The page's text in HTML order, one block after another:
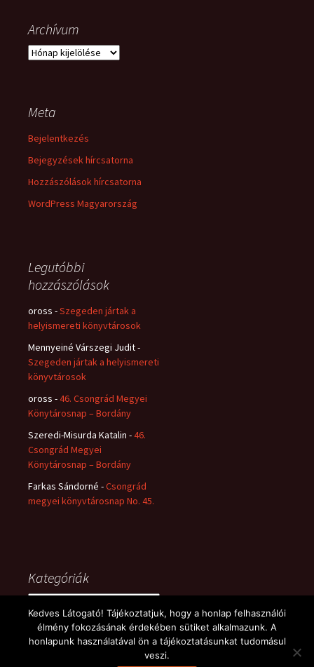
Archívum
Archívum
Meta
Bejelentkezés
Bejegyzések hírcsatorna
Hozzászólások hírcsatorna
WordPress Magyarország
Legutóbbi
hozzászólások
oross -Szegeden jártak a
helyismereti könyvtárosok
Mennyeiné Várszegi Judit-
Szegeden jártak a helyismereti
könyvtárosok
oross -46. Csongrád Megyei
Könytárosnap – Bordány
Szeredi-Misurda Katalin -46.
Csongrád Megyei
Könytárosnap – Bordány
Farkas Sándorné -Csongrád
megyei könyvtárosnap No. 45.
Kategóriák
Kategóriák
Kedves Látogató! Tájékoztatjuk, hogy a honlap felhasználói
élmény fokozásának érdekében sütiket alkalmazunk. A
honlapunk használatával ön a tájékoztatásunkat tudomásul
veszi.